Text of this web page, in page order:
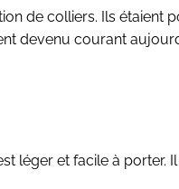
de colliers. Ils étaient
devenu courant
léger et facile à